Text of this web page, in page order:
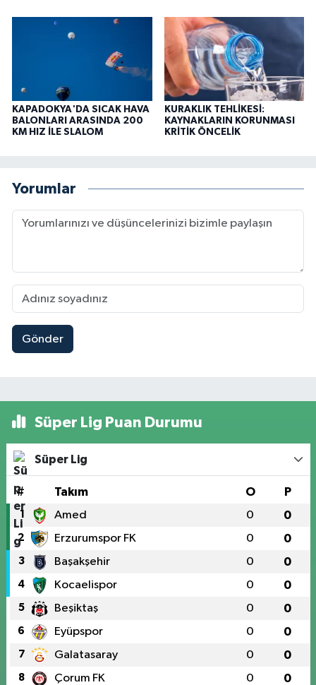
KAPADOKYA'DA SICAK HAVA
BALONLARI ARASINDA 200
KM HIZ İLE SLALOM
KURAKLIK TEHLİKESİ:
KAYNAKLARIN KORUNMASI
KRİTİK ÖNCELİK
Yorumlar
Gönder
Süper Lig Puan Durumu
Süper Lig
# Takım O P
1 Amed 0 0
2 Erzurumspor FK 0 0
3 Başakşehir 0 0
4 Kocaelispor 0 0
5 Beşiktaş 0 0
6 Eyüpspor 0 0
7 Galatasaray 0 0
8 Çorum FK 0 0